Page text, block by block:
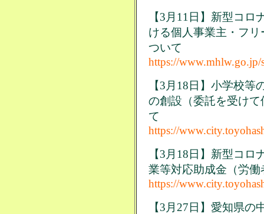
【3月11日】新型コ
ける個人事業主・フ
ついて
https://www.mhlw.go.jp/
【3月18日】小学校
の創設（委託を受け
て
https://
【3月18日】新型コ
業等対応助成金（労
https://
【3月27日】愛知県